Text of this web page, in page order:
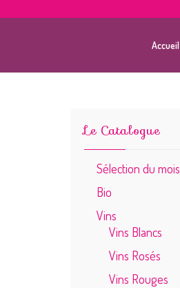
Accueil
Le Catalogue
Sélection du mois
Bio
Vins
Vins Blancs
Vins Rosés
Vins Rouges